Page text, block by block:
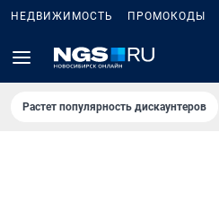
НЕДВИЖИМОСТЬ ПРОМОКОДЫ
Растет популярность дискаунтеров